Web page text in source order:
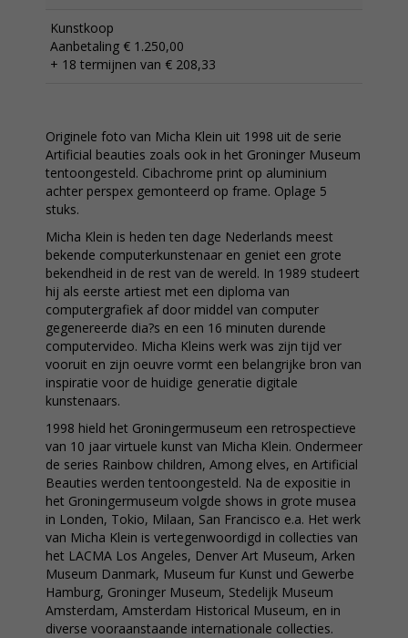
Kunstkoop
Aanbetaling € 1.250,00
+ 18 termijnen van € 208,33
Originele foto van Micha Klein uit 1998 uit de serie
Artificial beauties zoals ook in het Groninger Museum
tentoongesteld. Cibachrome print op aluminium
achter perspex gemonteerd op frame. Oplage 5
stuks.
Micha Klein is heden ten dage Nederlands meest
bekende computerkunstenaar en geniet een grote
bekendheid in de rest van de wereld. In 1989 studeert
hij als eerste artiest met een diploma van
computergrafiek af door middel van computer
gegenereerde dia?s en een 16 minuten durende
computervideo. Micha Kleins werk was zijn tijd ver
vooruit en zijn oeuvre vormt een belangrijke bron van
inspiratie voor de huidige generatie digitale
kunstenaars.
1998 hield het Groningermuseum een retrospectieve
van 10 jaar virtuele kunst van Micha Klein. Ondermeer
de series Rainbow children, Among elves, en Artificial
Beauties werden tentoongesteld. Na de expositie in
het Groningermuseum volgde shows in grote musea
in Londen, Tokio, Milaan, San Francisco e.a. Het werk
van Micha Klein is vertegenwoordigd in collecties van
het LACMA Los Angeles, Denver Art Museum, Arken
Museum Danmark, Museum fur Kunst und Gewerbe
Hamburg, Groninger Museum, Stedelijk Museum
Amsterdam, Amsterdam Historical Museum, en in
diverse vooraanstaande internationale collecties.